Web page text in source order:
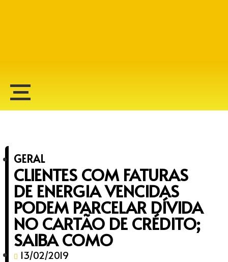
GERAL
CLIENTES COM FATURAS
DE ENERGIA VENCIDAS
PODEM PARCELAR DÍVIDA
NO CARTÃO DE CRÉDITO;
SAIBA COMO
13/02/2019